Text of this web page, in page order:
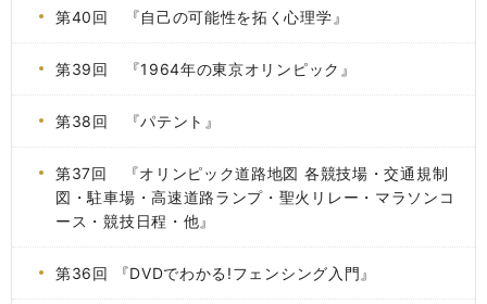
第40回 『自己の可能性を拓く心理学』
第39回 『1964年の東京オリンピック』
第38回 『パテント』
第37回 『オリンピック道路地図 各競技場・交通規制
図・駐車場・高速道路ランプ・聖火リレー・マラソンコ
ース・競技日程・他』
第36回 『DVDでわかる!フェンシング入門』